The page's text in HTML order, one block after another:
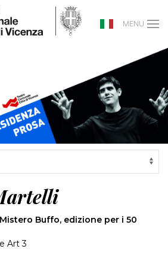
MENU
Buffo, edizione per i 50
Art 3